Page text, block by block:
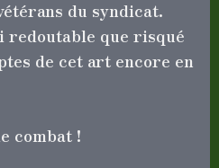
du syndicat.
redoutable que risqué
de cet art encore en
combat !